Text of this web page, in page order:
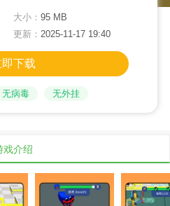
大小： 95 MB
更新： 2025-11-17 19:40
即下载
无病毒 无外挂
戏介绍